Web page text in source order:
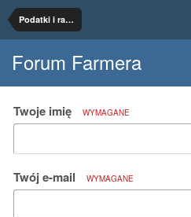
Podatki i rachunkowość
Forum Farmera
Twoje imię WYMAGANE
Twój e-mail WYMAGANE